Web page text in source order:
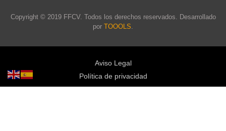
Copyright © 2019 FFCV. Todos los derechos reservados. Desarrollado
por TOOOLS.
Aviso Legal
Política de privacidad
Política de cookies